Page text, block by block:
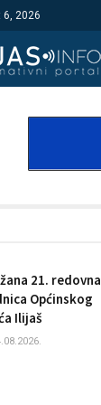
6, 2026
21. redovna
Općinskog
Ilijaš